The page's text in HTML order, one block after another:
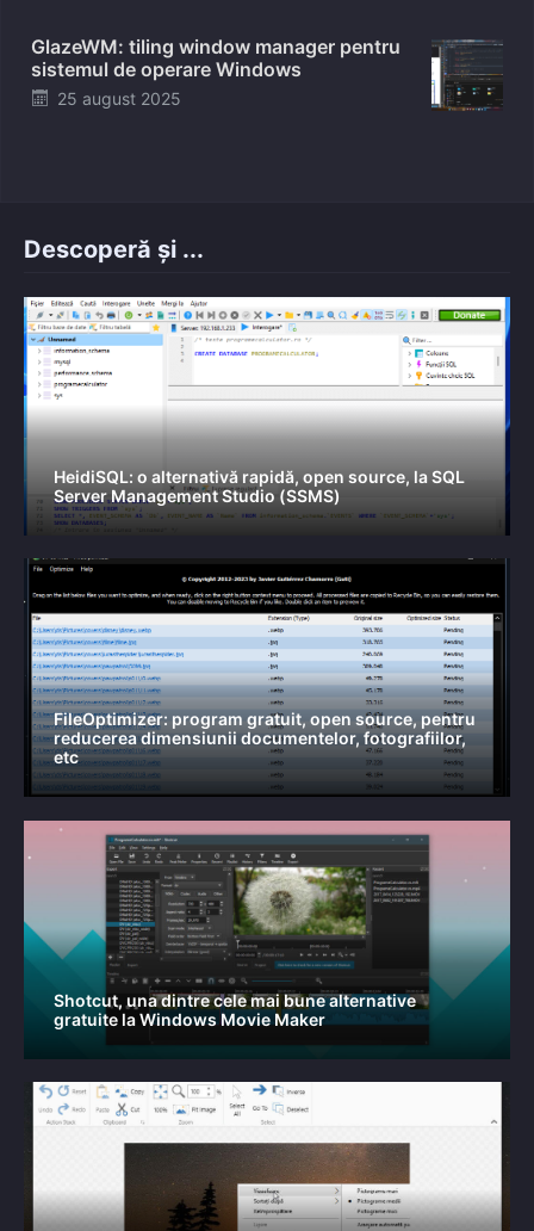
GlazeWM: tiling window manager pentru
sistemul de operare Windows
Posted
25 august 2025
Descoperă și ...
HeidiSQL: o alternativă rapidă, open source, la SQL
Server Management Studio (SSMS)
FileOptimizer: program gratuit, open source, pentru
reducerea dimensiunii documentelor, fotografiilor,
etc
Shotcut, una dintre cele mai bune alternative
gratuite la Windows Movie Maker